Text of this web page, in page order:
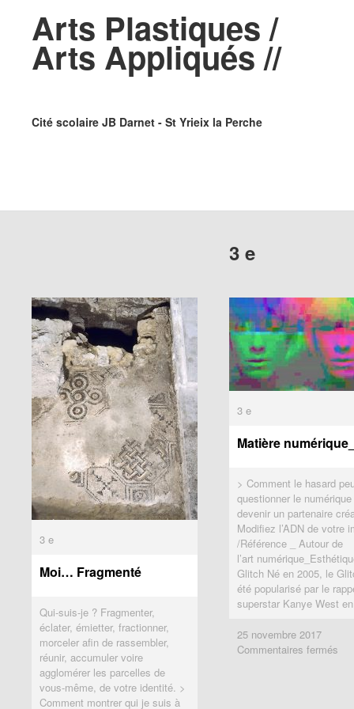
Arts Plastiques /
Arts Appliqués //
Cité scolaire JB Darnet - St Yrieix la Perche
3 e
3 e
Moi… Fragmenté
Qui-suis-je ? Fragmenter,
éclater, émietter, fractionner,
morceler afin de rassembler,
réunir, accumuler voire
agglomérer les parcelles de
vous-même, de votre identité. >
Comment montrer qui je suis à
3 e
Moi… Fragmenté
3 e
Matière
> Comment le hasard
questionner le
devenir un partenaire
Modifiez l’ADN de votre
/Référence _ Autour de
l’art
Glitch Né en 2005, le
été popularisé par le
superstar Kanye West
25 novembre 2017
Commentaires fermés
3 e
Matière
25 novembre 2017
Commentaires fermés